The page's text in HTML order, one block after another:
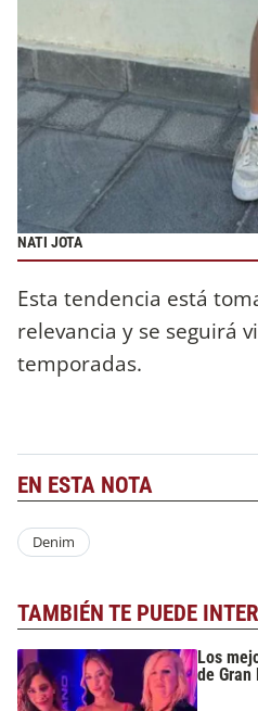
NATI JOTA
Esta tendencia está
relevancia y se seguirá
temporadas.
EN ESTA NOTA
Denim
TAMBIÉN TE PUEDE
Los
de Gran